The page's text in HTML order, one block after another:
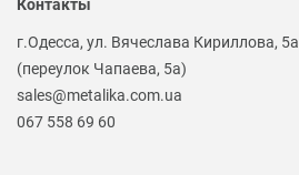
Контакты
г.Одесса, ул. Вячеслава Кириллова, 5а
(переулок Чапаева, 5а)
sales@metalika.com.ua
067 558 69 60